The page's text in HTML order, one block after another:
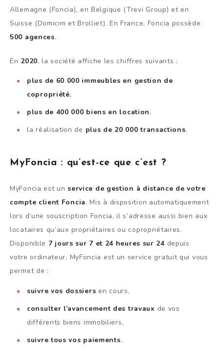
Allemagne (Foncia), en Belgique (Trevi Group) et en
Suisse (Domicim et Brolliet). En France, Foncia possède
500 agences.
En 2020, la société affiche les chiffres suivants :
plus de 60 000 immeubles en gestion de
copropriété,
plus de 400 000 biens en location,
la réalisation de plus de 20 000 transactions.
MyFoncia : qu’est-ce que c’est ?
MyFoncia est unservice de gestion à distance de votre
compte client Foncia. Mis à disposition automatiquement
lors d’une souscription Foncia, il s’adresse aussi bien aux
locataires qu’aux propriétaires ou copropriétaires.
Disponible 7 jours sur 7 et 24 heures sur 24depuis
votre ordinateur, MyFoncia est un service gratuit qui vous
permet de :
suivre vos dossiers en cours,
consulter l’avancement des travaux de vos
différents biens immobiliers,
suivre tous vos paiements,